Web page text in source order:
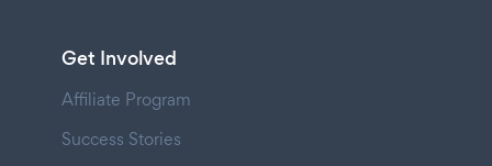
Get Involved
Affiliate Program
Success Stories